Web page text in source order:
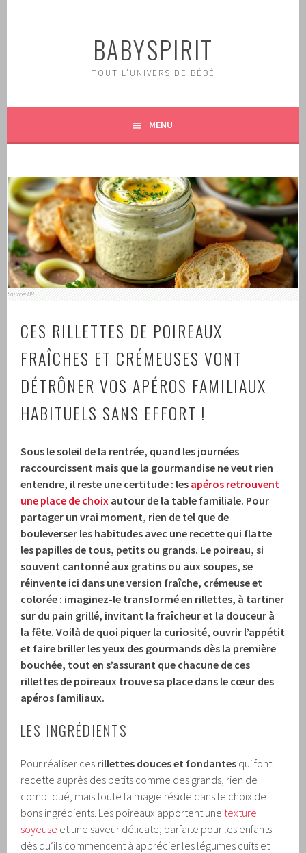
BABYSPIRIT
TOUT L'UNIVERS DE BÉBÉ
MENU
Source: DR
CES RILLETTES DE POIREAUX
FRAÎCHES ET CRÉMEUSES VONT
DÉTRÔNER VOS APÉROS FAMILIAUX
HABITUELS SANS EFFORT !
Sous le soleil de la rentrée, quand les journées
raccourcissent mais que la gourmandise ne veut rien
entendre, il reste une certitude : les apéros retrouvent
une place de choix autour de la table familiale. Pour
partager un vrai moment, rien de tel que de
bouleverser les habitudes avec une recette qui flatte
les papilles de tous, petits ou grands. Le poireau, si
souvent cantonné aux gratins ou aux soupes, se
réinvente ici dans une version fraîche, crémeuse et
colorée : imaginez-le transformé en rillettes, à tartiner
sur du pain grillé, invitant la fraîcheur et la douceur à
la fête. Voilà de quoi piquer la curiosité, ouvrir l’appétit
et faire briller les yeux des gourmands dès la première
bouchée, tout en s’assurant que chacune de ces
rillettes de poireaux trouve sa place dans le cœur des
apéros familiaux.
LES INGRÉDIENTS
Pour réaliser ces rillettes douces et fondantes qui font
recette auprès des petits comme des grands, rien de
compliqué, mais toute la magie réside dans le choix de
bons ingrédients. Les poireaux apportent une texture
soyeuse et une saveur délicate, parfaite pour les enfants
dès qu’ils commencent à apprécier les légumes cuits et